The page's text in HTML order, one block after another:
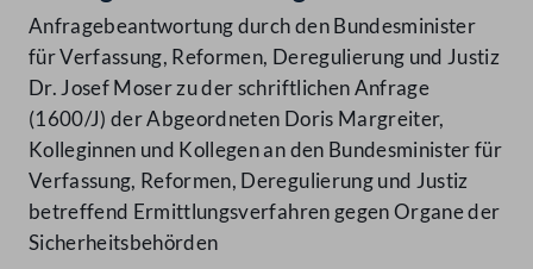
Anfragebeantwortung durch den Bundesminister
für Verfassung, Reformen, Deregulierung und Justiz
Dr. Josef Moser zu der schriftlichen Anfrage
(1600/J) der Abgeordneten Doris Margreiter,
Kolleginnen und Kollegen an den Bundesminister für
Verfassung, Reformen, Deregulierung und Justiz
betreffend Ermittlungsverfahren gegen Organe der
Sicherheitsbehörden